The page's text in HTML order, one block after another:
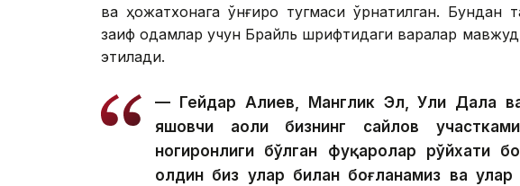
ва ҳожатхонага қўнғироқ тугмаси ўрнатилган. Бундан
заиф одамлар учун Брайль шрифтидаги варақлар
этилади.
— Гейдар Алиев, Манглик Эл, Ули Дала
яшовчи аҳоли бизнинг сайлов
ногиронлиги бўлган фуқаролар рўйхати
олдин биз улар билан боғланамиз ва